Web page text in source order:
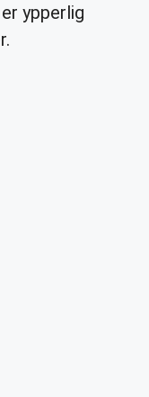
ypperlig